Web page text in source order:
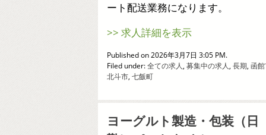
ート配送業務になります。
>> 求人詳細を表示
Published on 2026年3月7日 3:05 PM.
Filed under:全ての求人, 募集中の求人, 長期, 函
北斗市, 七飯町
ヨーグルト製造・包装（日